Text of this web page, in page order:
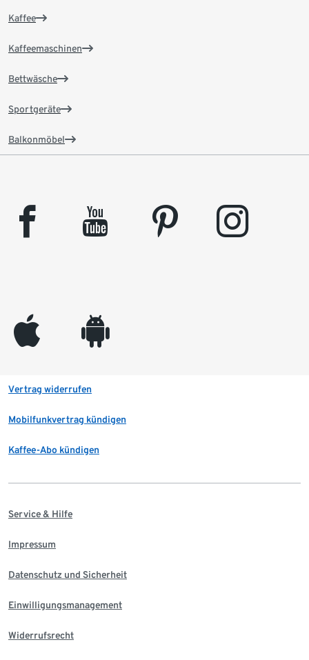
Kaffee
Kaffeemaschinen
Bettwäsche
Sportgeräte
Balkonmöbel
facebook youtube pinterest instagram
appleinc android
Vertrag widerrufen
Mobilfunkvertrag kündigen
Kaffee-Abo kündigen
Service & Hilfe
Impressum
Datenschutz und Sicherheit
Einwilligungsmanagement
Widerrufsrecht